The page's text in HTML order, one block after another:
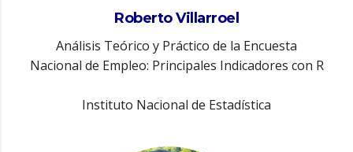
Roberto Villarroel
Análisis Teórico y Práctico de la Encuesta
Nacional de Empleo: Principales Indicadores con R
Instituto Nacional de Estadística